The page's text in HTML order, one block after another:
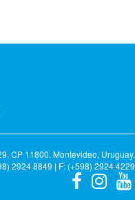
CP 11800. Montevideo, Uruguay.
2924 8849 | F: (+598) 2924 4229